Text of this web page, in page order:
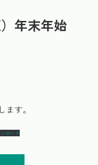
年末年始
す。
ロード